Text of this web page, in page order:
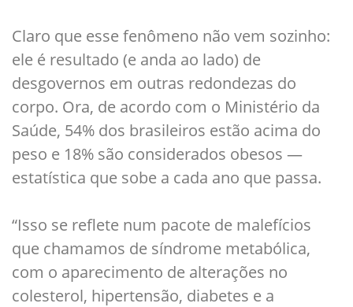
Claro que esse fenômeno não vem sozinho:
ele é resultado (e anda ao lado) de
desgovernos em outras redondezas do
corpo. Ora, de acordo com o Ministério da
Saúde, 54% dos brasileiros estão acima do
peso e 18% são considerados obesos —
estatística que sobe a cada ano que passa.
“Isso se reflete num pacote de malefícios
que chamamos de síndrome metabólica,
com o aparecimento de alterações no
colesterol, hipertensão, diabetes e a